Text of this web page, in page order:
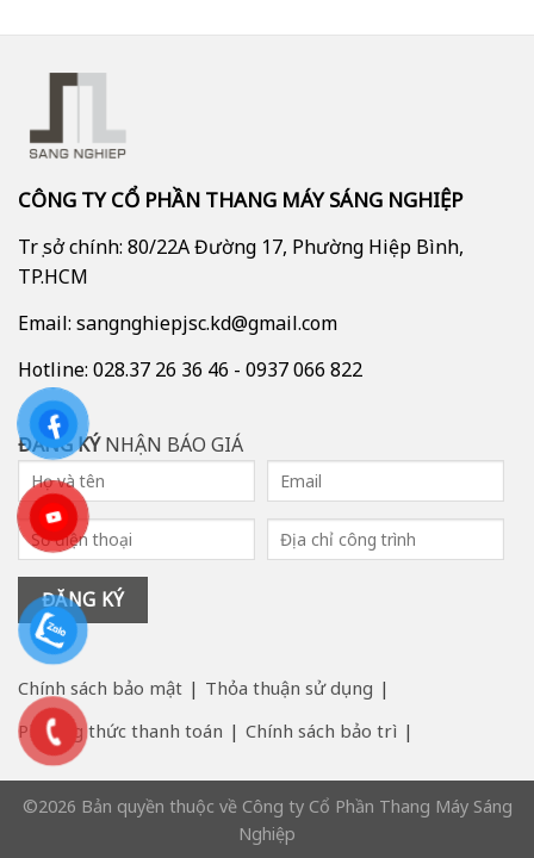
CÔNG TY CỔ PHẦN THANG MÁY SÁNG NGHIỆP
Trụ sở chính: 80/22A Đường 17, Phường Hiệp Bình,
TP.HCM
Email: sangnghiepjsc.kd@gmail.com
Hotline: 028.37 26 36 46 - 0937 066 822
ĐĂNG KÝNHẬN BÁO GIÁ
Chính sách bảo mật
Thỏa thuận sử dụng
Phương thức thanh toán
Chính sách bảo trì
©2026 Bản quyền thuộc về Công ty Cổ Phần Thang Máy Sáng
Nghiệp